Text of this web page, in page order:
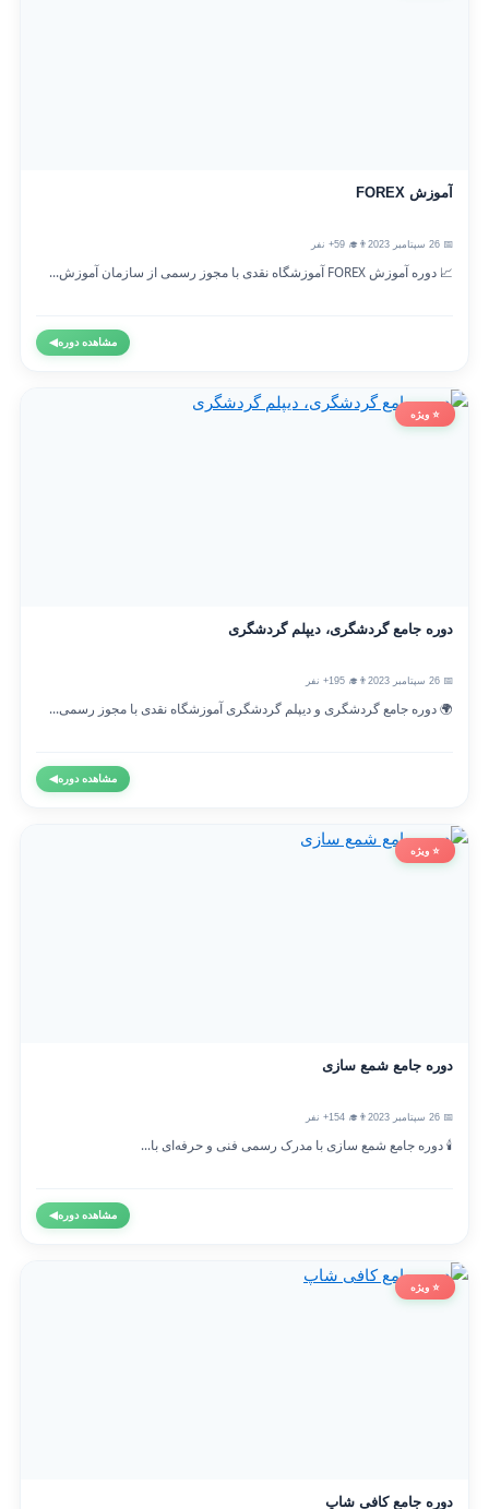
آموزش FOREX
👨‍🎓 59+ نفر
📈 دوره آموزش FOREX آموزشگاه نقدی با مجوز رسمی از سازمان آموزش...
مشاهده دوره◀
⭐ ویژه
دوره جامع گردشگری، دیپلم گردشگری
👨‍🎓 195+ نفر
🌍 دوره جامع گردشگری و دیپلم گردشگری آموزشگاه نقدی با مجوز رسمی...
مشاهده دوره◀
⭐ ویژه
دوره جامع شمع سازی
👨‍🎓 154+ نفر
🕯️ دوره جامع شمع سازی با مدرک رسمی فنی و حرفه‌ای با...
مشاهده دوره◀
⭐ ویژه
دوره جامع کافی شاپ